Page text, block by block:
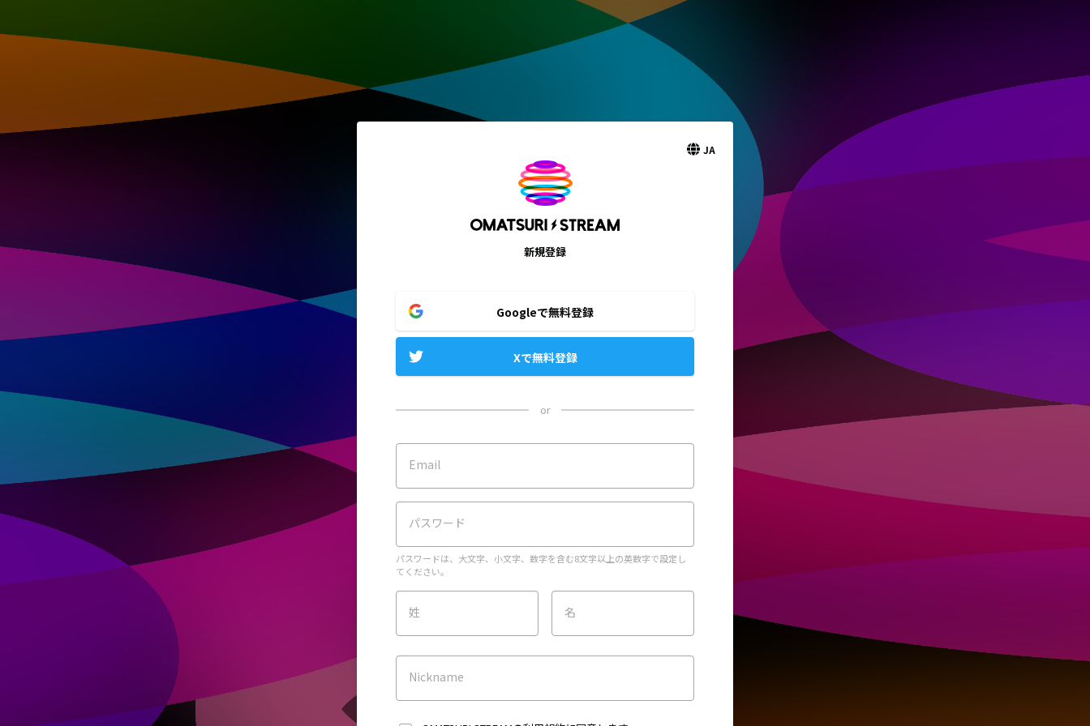
JA
新規登録
Googleで無料登録
Xで無料登録
or
Email
パスワード
パスワードは、大文字、小文字、数字を含む8文字以上の英数字で設定し
てください。
姓 名
Nickname